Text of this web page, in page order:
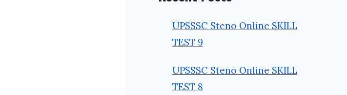
UPSSSC Steno Online SKILL
TEST 9
UPSSSC Steno Online SKILL
TEST 8